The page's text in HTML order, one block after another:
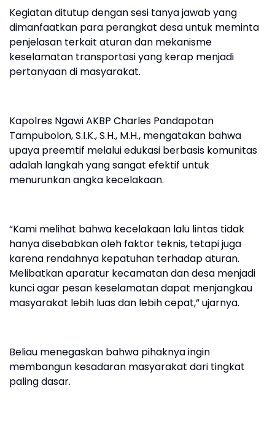
Kegiatan ditutup dengan sesi tanya jawab yang
dimanfaatkan para perangkat desa untuk meminta
penjelasan terkait aturan dan mekanisme
keselamatan transportasi yang kerap menjadi
pertanyaan di masyarakat.
Kapolres Ngawi AKBP Charles Pandapotan
Tampubolon, S.I.K., S.H., M.H., mengatakan bahwa
upaya preemtif melalui edukasi berbasis komunitas
adalah langkah yang sangat efektif untuk
menurunkan angka kecelakaan.
“Kami melihat bahwa kecelakaan lalu lintas tidak
hanya disebabkan oleh faktor teknis, tetapi juga
karena rendahnya kepatuhan terhadap aturan.
Melibatkan aparatur kecamatan dan desa menjadi
kunci agar pesan keselamatan dapat menjangkau
masyarakat lebih luas dan lebih cepat,” ujarnya.
Beliau menegaskan bahwa pihaknya ingin
membangun kesadaran masyarakat dari tingkat
paling dasar.